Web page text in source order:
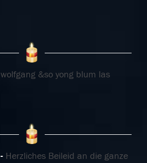
wolfgang &so yong blum las
Herzliches Beileid an die ganze